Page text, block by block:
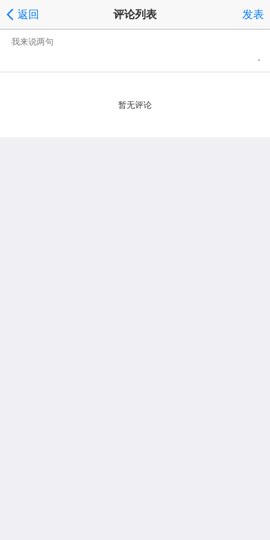
返回 评论列表 发表
暂无评论